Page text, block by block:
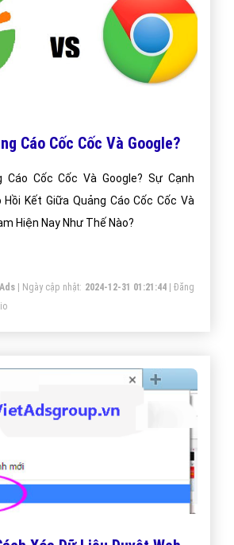
Cáo Cốc Cốc Và Google?
Cáo Cốc Cốc Và Google? Sự Cạnh
Hồi Kết Giữa Quảng Cáo Cốc Cốc Và
Hiện Nay Như Thế Nào?
| Ngày cập nhật: 2024-12-31 01:21:44|Đăng